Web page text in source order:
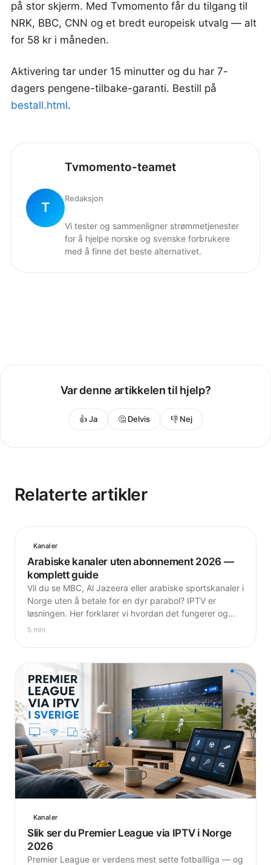
på stor skjerm. Med Tvmomento får du tilgang til
NRK, BBC, CNN og et bredt europeisk utvalg — alt
for 58 kr i måneden.
Aktivering tar under 15 minutter og du har 7-
dagers pengene-tilbake-garanti. Bestill på
bestall.html.
T
Tvmomento-teamet
Redaksjon
Vi tester og sammenligner strømmetjenester
for å hjelpe norske og svenske forbrukere
med å finne det beste alternativet.
Var denne artikkelen til hjelp?
👍 Ja 🤔 Delvis 👎 Nej
Relaterte artikler
Kanaler
Arabiske kanaler uten abonnement 2026 —
komplett guide
Vil du se MBC, Al Jazeera eller arabiske sportskanaler i
Norge uten å betale for en dyr parabol? IPTV er
løsningen. Her forklarer vi hvordan det fungerer og
hva det koster.
5 min
Kanaler
Slik ser du Premier League via IPTV i Norge
2026
Premier League er verdens mest sette fotballliga — og